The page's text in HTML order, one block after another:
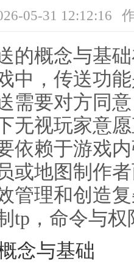
05-31 12:12:16
的概念与基
中，传送功
需要对方同
无视玩家意
依赖于游戏
或地图制作
管理和创造
tp，命令与
念与基础